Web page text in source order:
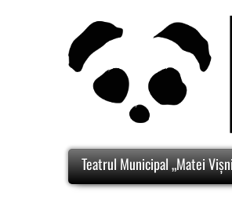
Teatrul Municipal „Matei